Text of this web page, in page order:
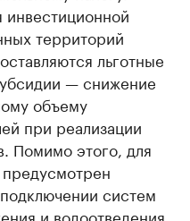
территорий
льготные
— снижение
объему
при реализации
Помимо этого, для
систем
и водоотведения